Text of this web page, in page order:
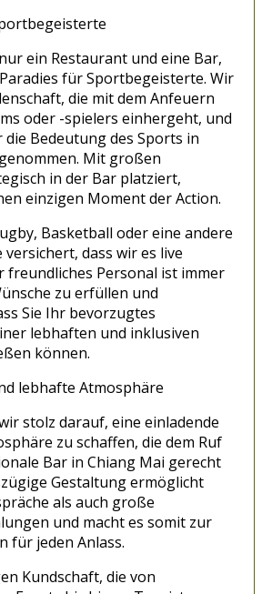
ein Restaurant und eine Bar,
für Sportbegeisterte. Wir
die mit dem Anfeuern
oder -spielers einhergeht, und
Bedeutung des Sports in
Mit großen
in der Bar platziert,
einzigen Moment der Action.
Basketball oder eine andere
dass wir es live
freundliches Personal ist immer
zu erfüllen und
Sie Ihr bevorzugtes
lebhaften und inklusiven
können.
lebhafte Atmosphäre
stolz darauf, eine einladende
zu schaffen, die dem Ruf
Bar in Chiang Mai gerecht
Gestaltung ermöglicht
als auch große
und macht es somit zur
für jeden Anlass.
Kundschaft, die von